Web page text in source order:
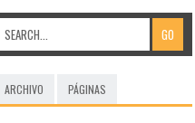
ARCHIVO PÁGINAS